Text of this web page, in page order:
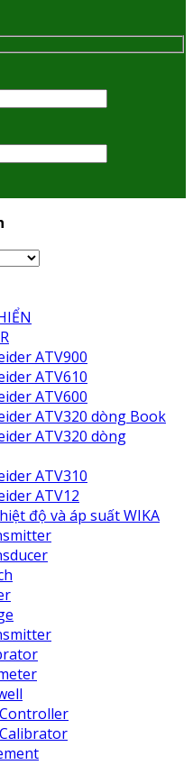
ATV900
ATV610
ATV600
ATV320 dòng Book
ATV320 dòng
ATV310
ATV12
độ và áp suất WIKA